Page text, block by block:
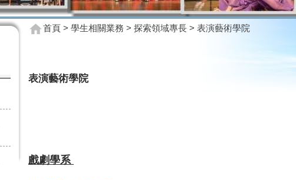
首頁 > 學生相關業務 > 探索領域專長 > 表演藝術學院
表演藝術學院
戲劇學系